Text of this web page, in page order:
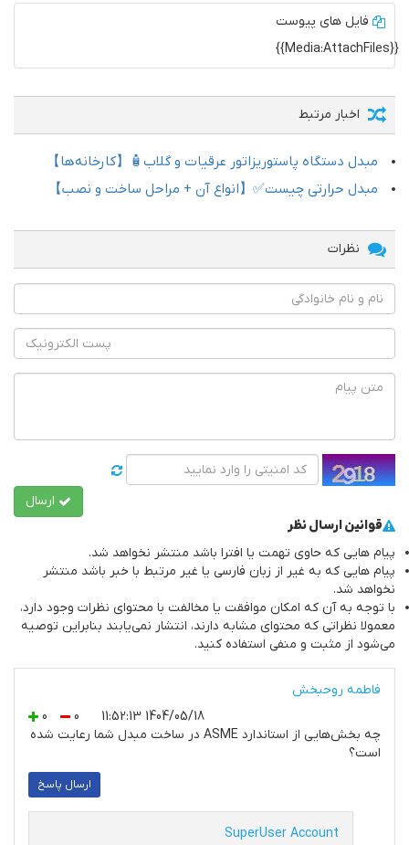
فایل های پیوست
{{Media:AttachFiles}}
اخبار مرتبط
مبدل دستگاه پاستوریزاتور عرقیات و گلاب🧴【کارخانه‌ها】
مبدل حرارتی چیست✅【انواع آن + مراحل ساخت و نصب】
نظرات
ارسال
قوانین ارسال نظر
پیام هایی که حاوی تهمت یا افترا باشد منتشر نخواهد شد.
پیام هایی که به غیر از زبان فارسی یا غیر مرتبط با خبر باشد منتشر
نخواهد شد.
با توجه به آن که امکان موافقت یا مخالفت با محتوای نظرات وجود دارد،
معمولا نظراتی که محتوای مشابه دارند، انتشار نمی‌یابند بنابراین توصيه
مي‌شود از مثبت و منفی استفاده کنید.
فاطمه روحبخش
1404/05/18 11:52:13
0
0
چه بخش‌هایی از استاندارد ASME در ساخت مبدل شما رعایت شده
است؟
ارسال پاسخ
SuperUser Account